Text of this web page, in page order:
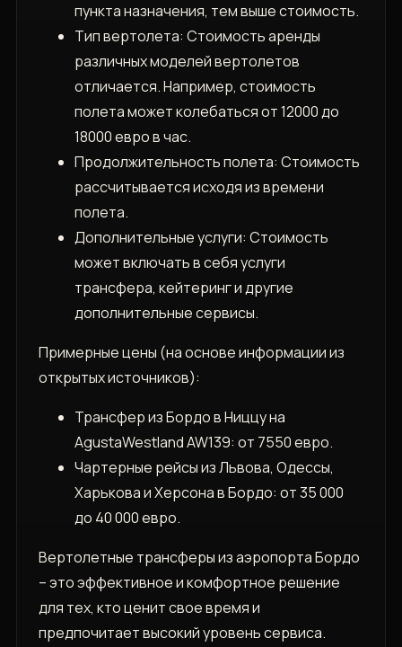
пункта назначения, тем выше стоимость.
Тип вертолета: Стоимость аренды
различных моделей вертолетов
отличается. Например, стоимость
полета может колебаться от 12000 до
18000 евро в час.
Продолжительность полета: Стоимость
рассчитывается исходя из времени
полета.
Дополнительные услуги: Стоимость
может включать в себя услуги
трансфера, кейтеринг и другие
дополнительные сервисы.
Примерные цены (на основе информации из
открытых источников):
Трансфер из Бордо в Ниццу на
AgustaWestland AW139: от 7550 евро.
Чартерные рейсы из Львова, Одессы,
Харькова и Херсона в Бордо: от 35 000
до 40 000 евро.
Вертолетные трансферы из аэропорта Бордо
– это эффективное и комфортное решение
для тех, кто ценит свое время и
предпочитает высокий уровень сервиса.